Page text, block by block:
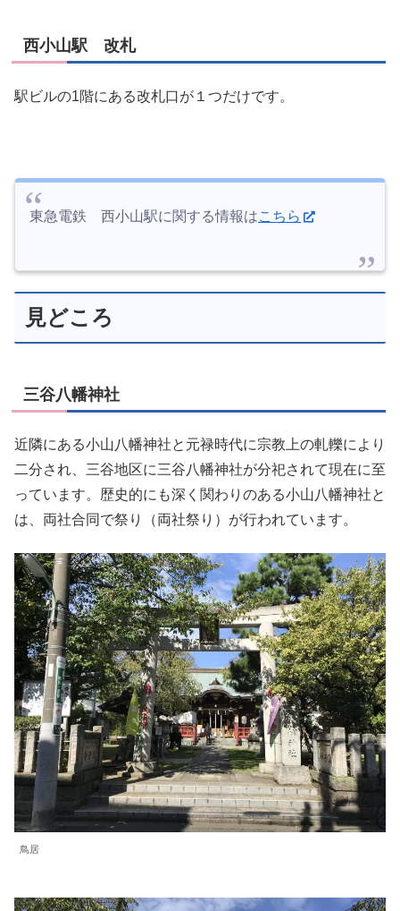
西小山駅 改札
駅ビルの1階にある改札口が１つだけです。
東急電鉄 西小山駅に関する情報はこちら
見どころ
三谷八幡神社
近隣にある小山八幡神社と元禄時代に宗教上の軋轢により
二分され、三谷地区に三谷八幡神社が分祀されて現在に至
っています。歴史的にも深く関わりのある小山八幡神社と
は、両社合同で祭り（両社祭り）が行われています。
鳥居